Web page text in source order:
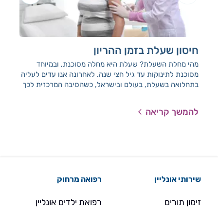
חיסון שעלת בזמן ההריון
מהי מחלת השעלת? שעלת היא מחלה מסוכנת, ובמיוחד
מסוכנת לתינוקות עד גיל חצי שנה. לאחרונה אנו עדים לעליה
בתחלואה בשעלת, בעולם ובישראל, כשהסיבה המרכזית לכך
להמשך קריאה
שירותי אונליין
זימון תורים
רפואה מרחוק
רפואת ילדים אונליין